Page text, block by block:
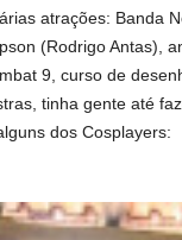
atrações: Banda
(Rodrigo Antas),
9, curso de
tinha gente até
dos Cosplayers: